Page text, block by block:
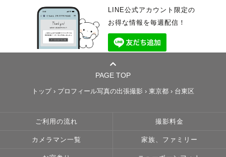
LINE公式アカウント限定の
お得な情報を毎週配信！
PAGE TOP
トップ › プロフィール写真の出張撮影 › 東京都 › 台東区
ご利用の流れ 撮影料金
カメラマン一覧 家族、ファミリー